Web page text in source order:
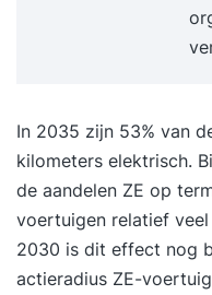
In 2035 zijn 53% van
kilometers elektrisch.
de aandelen ZE op
voertuigen relatief
2030 is dit effect nog
actieradius ZE-